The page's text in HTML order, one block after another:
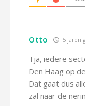
Otto 5 jaren
Tja, iedere
Den Haag op
Dat gaat dus
zal naar de